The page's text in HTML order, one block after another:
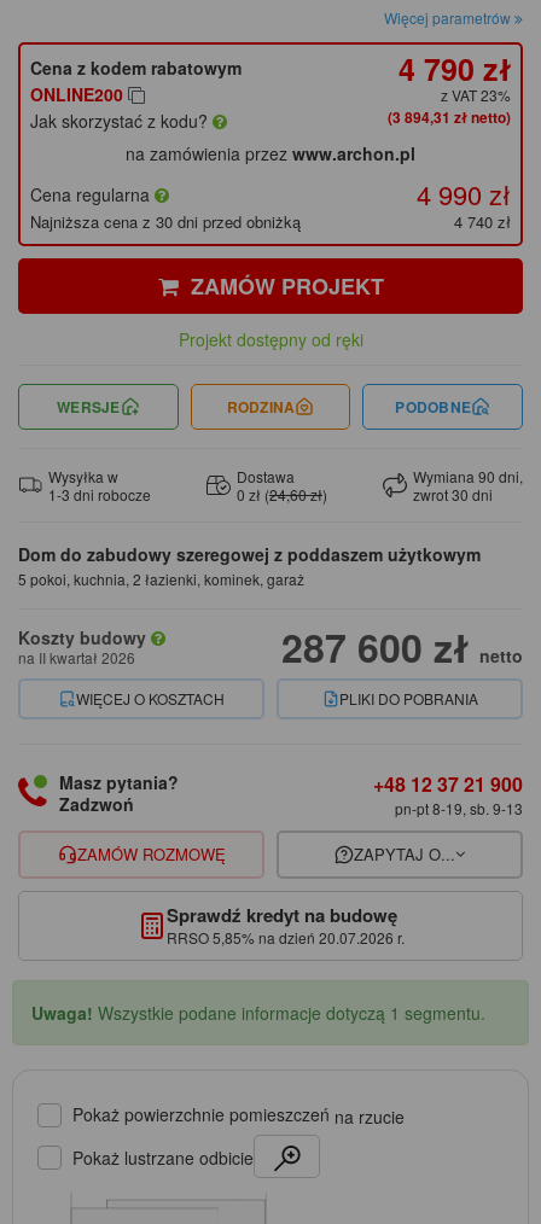
Więcej parametrów
Dom do zabudowy szeregowej z poddaszem użytkowym
5 pokoi, kuchnia, 2 łazienki, kominek, garaż
Koszty budowy
na II kwartał 2026 287 600 zł netto
WIĘCEJ O KOSZTACH PLIKI DO POBRANIA
Cena z kodem rabatowym
ONLINE200
Jak skorzystać z kodu?
4 790 zł
z VAT 23%
(3 894,31 zł netto)
na zamówienia przez www.archon.pl
Cena regularna
4 990 zł
Najniższa cena z 30 dni przed obniżką 4 740 zł
ZAMÓW PROJEKT
Projekt dostępny od ręki
WERSJE RODZINA PODOBNE
Wysyłka w
1-3 dni robocze
Dostawa
0 zł (24,60 zł)
Wymiana 90 dni,
zwrot 30 dni
Masz pytania?
Zadzwoń
+48 12 37 21 900
pn-pt 8-19, sb. 9-13
ZAMÓW ROZMOWĘ ZAPYTAJ O...
Sprawdź kredyt na budowę
RRSO 5,85% na dzień 20.07.2026 r.
Uwaga! Wszystkie podane informacje dotyczą 1 segmentu.
Pokaż powierzchnie pomieszczeń na rzucie
Pokaż lustrzane odbicie